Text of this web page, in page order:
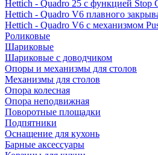
Hettich - Quadro 25 с функцией Stop
Hettich - Quadro V6 плавного
Hettich - Quadro V6 с механизмом
Роликовые
Шариковые
Шариковые с доводчиком
Опоры и механизмы для столов
Механизмы для столов
Опора колесная
Опора неподвижная
Поворотные площадки
Подпятники
Оснащение для кухонь
Барные аксессуары